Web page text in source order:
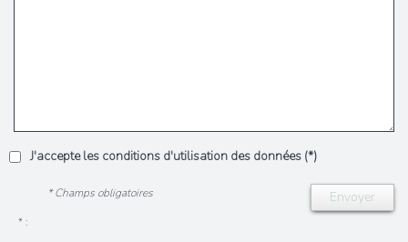
J'accepte les conditions d'utilisation des données (*)
Envoyer
* Champs obligatoires
* :